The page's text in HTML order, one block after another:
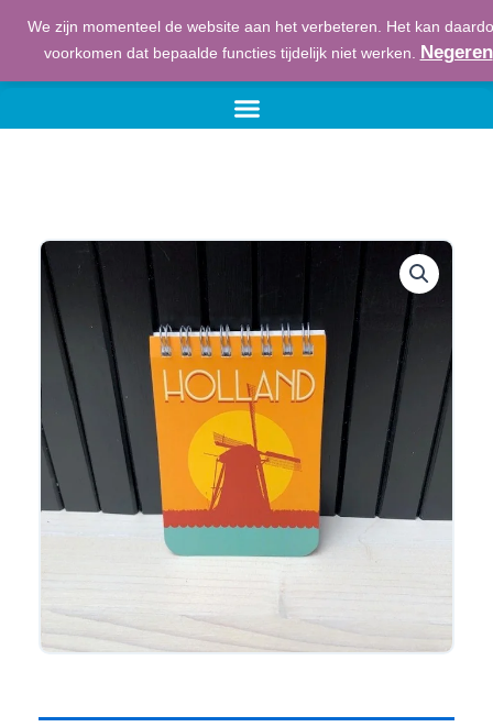
We zijn momenteel de website aan het verbeteren. Het kan
voorkomen dat bepaalde functies tijdelijk niet werken. Negeren